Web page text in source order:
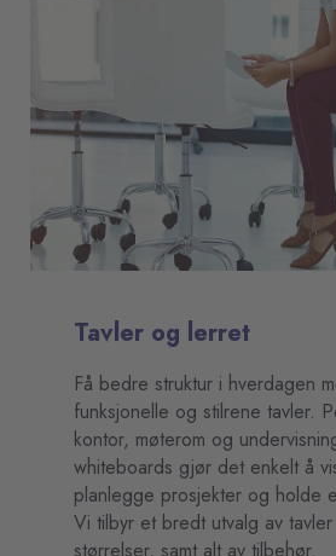
Tavler og lerret
Få bedre struktur i hverdagen
funksjonelle og stilrene tavler.
kontor, møterom og
whiteboards gjør det enkelt å
planlegge prosjekter og holde
Vi tilbyr et bredt utvalg av